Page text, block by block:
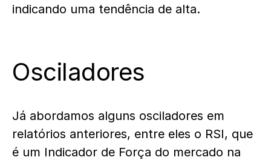
indicando uma tendência de alta.
Osciladores
Já abordamos alguns osciladores em
relatórios anteriores, entre eles o RSI, que
é um Indicador de Força do mercado na